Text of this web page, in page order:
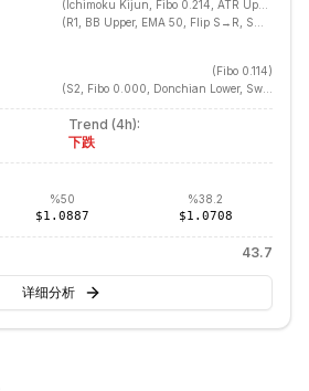
( Ichimoku Kijun, Fibo 0.214, ATR Upper, Prev Day High, Swing High, Flip S→R
(R1, BB Upper, EMA 50, Flip S→R, SMA 50, Donchian Upper
(Fibo 0.114)
(S2, Fibo 0.000, Donchian Lower, Swing Low
Trend (4h):
下跌
%50
$1.0887
%38.2
$1.0708
43.7
详细分析